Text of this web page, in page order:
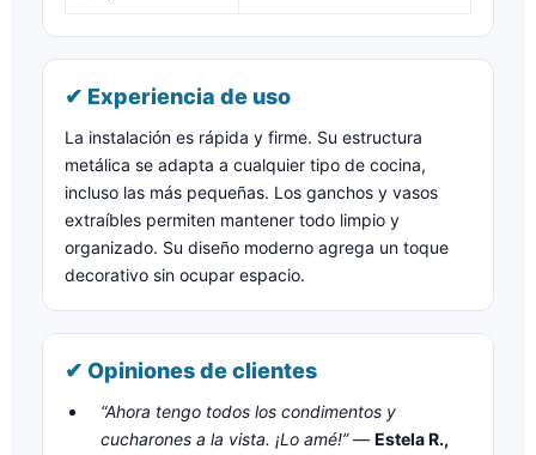
✔ Experiencia de uso
La instalación es rápida y firme. Su estructura
metálica se adapta a cualquier tipo de cocina,
incluso las más pequeñas. Los ganchos y vasos
extraíbles permiten mantener todo limpio y
organizado. Su diseño moderno agrega un toque
decorativo sin ocupar espacio.
✔ Opiniones de clientes
“Ahora tengo todos los condimentos y
cucharones a la vista. ¡Lo amé!”— Estela R.,